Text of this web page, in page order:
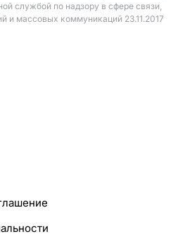
службой по надзору в сфере связи,
и массовых коммуникаций 23.11.2017